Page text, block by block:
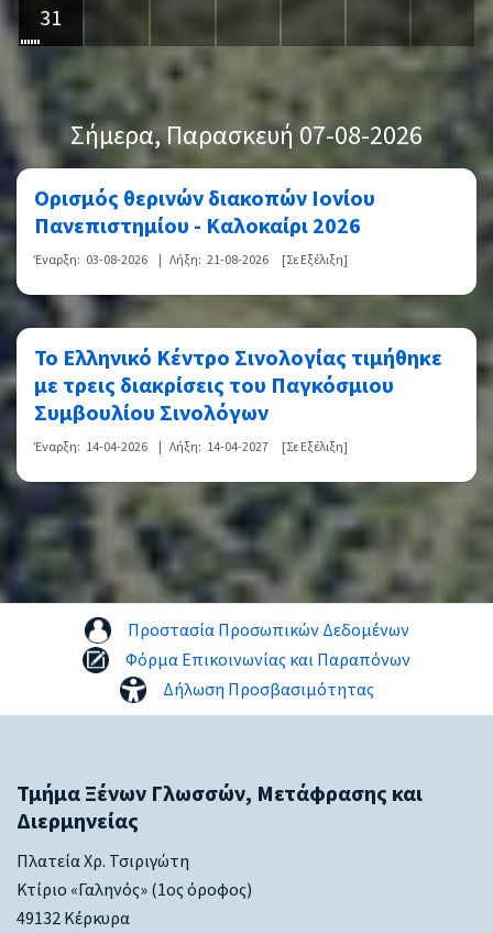
31
Σήμερα, Παρασκευή 07-08-2026
Ορισμός θερινών διακοπών Ιονίου
Πανεπιστημίου - Καλοκαίρι 2026
Έναρξη: 03-08-2026 | Λήξη: 21-08-2026 [Σε Εξέλιξη]
Το Ελληνικό Κέντρο Σινολογίας τιμήθηκε
με τρεις διακρίσεις του Παγκόσμιου
Συμβουλίου Σινολόγων
Έναρξη: 14-04-2026 | Λήξη: 14-04-2027 [Σε Εξέλιξη]
Προστασία Προσωπικών Δεδομένων
Φόρμα Επικοινωνίας και Παραπόνων
Δήλωση Προσβασιμότητας
Τμήμα Ξένων Γλωσσών, Μετάφρασης και
Διερμηνείας
Πλατεία Χρ. Τσιριγώτη
Κτίριο «Γαληνός» (1ος όροφος)
49132 Κέρκυρα